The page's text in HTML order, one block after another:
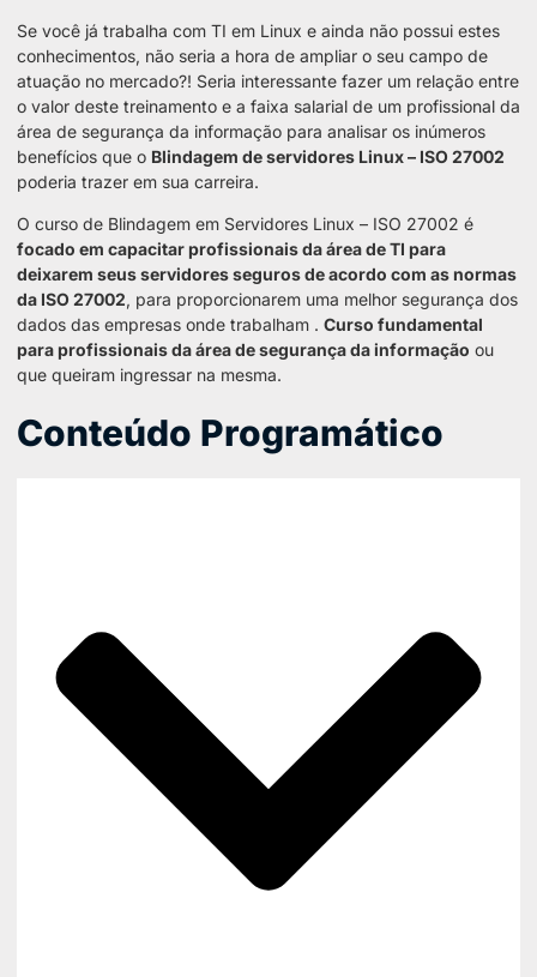
Se você já trabalha com TI em Linux e ainda não possui estes
conhecimentos, não seria a hora de ampliar o seu campo de
atuação no mercado?! Seria interessante fazer um relação entre
o valor deste treinamento e a faixa salarial de um profissional da
área de segurança da informação para analisar os inúmeros
benefícios que o Blindagem de servidores Linux – ISO 27002
poderia trazer em sua carreira.
O curso de Blindagem em Servidores Linux – ISO 27002 é
focado em capacitar profissionais da área de TI para
deixarem seus servidores seguros de acordo com as normas
da ISO 27002, para proporcionarem uma melhor segurança dos
dados das empresas onde trabalham . Curso fundamental
para profissionais da área de segurança da informação ou
que queiram ingressar na mesma.
Conteúdo Programático